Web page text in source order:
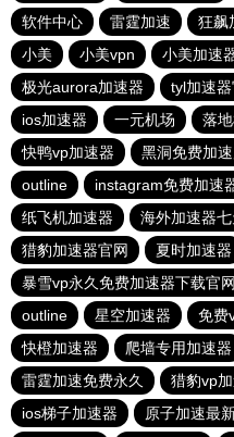
软件中心
雷霆加速 狂飙
小美
小美vpn 小美加速
极光aurora加速器
tyl加速
ios加速器
一元机场 落
快鸭vp加速器
黑洞免费加
outline
instagram免费加速
纸飞机加速器
海外加速器七
猎豹加速器官网
夏时加速器
暴雪vp永久免费加速器下载官网
outline
星空加速器 免费
快橙加速器
爬墙专用加速器
雷霆加速免费永久
猎豹vp
ios梯子加速器
原子加速最